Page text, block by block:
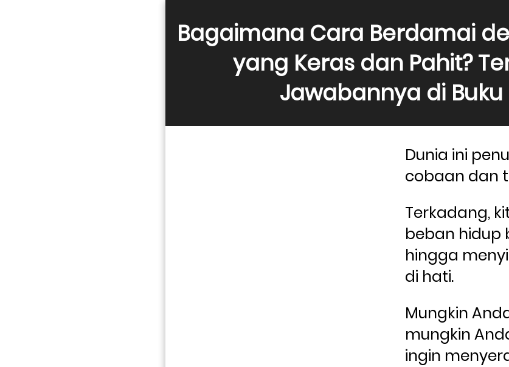
Bagaimana Cara Berdamai
yang Keras dan Pahit?
Jawabannya di Buku
Dunia ini
cobaan dan
Terkadang,
beban hidup
hingga
di hati.
Mungkin
mungkin
ingin